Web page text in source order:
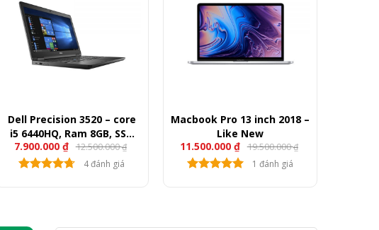
Dell Precision 3520 – core
i5 6440HQ, Ram 8GB, SSD
512GB, VGA M620, 15.6″
FullHD
7.900.000 ₫ 12.500.000₫
4 đánh giá
Macbook Pro 13 inch 2018 –
Like New
11.500.000 ₫ 19.500.000₫
1 đánh giá